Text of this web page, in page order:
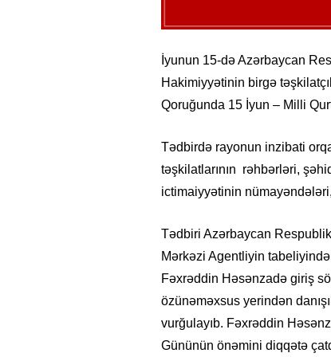
İyunun 15-də Azərbaycan
Hakimiyyətinin birgə
Qoruğunda 15 İyun – Milli
Tədbirdə rayonun inzibati
təşkilatlarının rəhbərləri,
ictimaiyyətinin
Tədbiri Azərbaycan
Mərkəzi Agentliyin
Fəxrəddin Həsənzadə giriş
özünəməxsus yerindən
vurğulayıb. Fəxrəddin
Gününün önəmini diqqətə